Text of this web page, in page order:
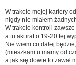
W trakcie mojej kariery
nigdy nie miałem
W trakcie kontroli zawsze
a tu akurat o 19-20 tej
Nie wiem co dalej
(mieszkam u mamy od
a jak się dowie to zawał